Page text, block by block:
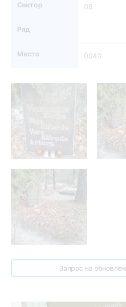
Сектор 05
Ряд
Место 0040
Запрос на